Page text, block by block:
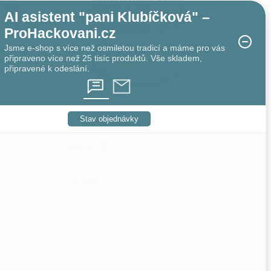
AI asistent "pani Klubíčková" –
ProHackovani.cz
Jsme e-shop s více než osmiletou tradicí a máme pro vás
připraveno více než 25 tisíc produktů. Vše skladem,
připravené k odeslání.
Stav objednávky